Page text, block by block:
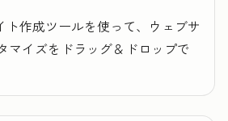
ト作成ツールを使って、ウェブサ
マイズをドラッグ＆ドロップで